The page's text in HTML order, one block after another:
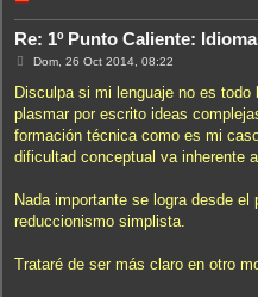
Re: 1º Punto Caliente:
M
n
a
j
Dom, 26 Oct 2014, 08:22
Disculpa si mi lenguaje no es
plasmar por escrito ideas
formación técnica como es mi
dificultad conceptual va inherente
Nada importante se logra desde el
reduccionismo simplista.
Trataré de ser más claro en otro